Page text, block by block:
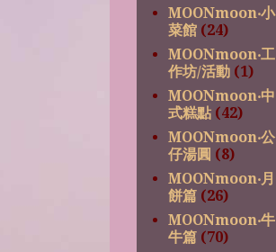
MOONmoon‧小
菜館 (24)
MOONmoon‧工
作坊/活動 (1)
MOONmoon‧中
式糕點 (42)
MOONmoon‧公
仔湯圓 (8)
MOONmoon‧月
餅篇 (26)
MOONmoon‧牛
牛篇 (70)